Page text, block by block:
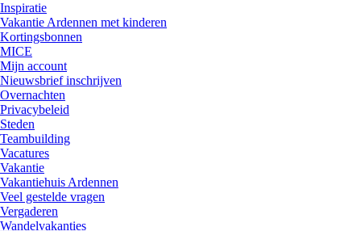
Inspiratie
Vakantie Ardennen met kinderen
Kortingsbonnen
MICE
Mijn account
Nieuwsbrief inschrijven
Overnachten
Privacybeleid
Steden
Teambuilding
Vacatures
Vakantie
Vakantiehuis Ardennen
Veel gestelde vragen
Vergaderen
Wandelvakanties